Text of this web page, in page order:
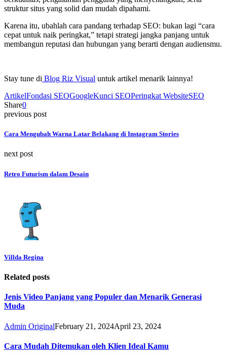
struktur situs yang solid dan mudah dipahami.
Karena itu, ubahlah cara pandang terhadap SEO: bukan lagi “cara
cepat untuk naik peringkat,” tetapi strategi jangka panjang untuk
membangun reputasi dan hubungan yang berarti dengan audiensmu.
Stay tune di Blog Riz Visual untuk artikel menarik lainnya!
ArtikelFondasi SEOGoogleKunci SEOPeringkat WebsiteSEO
Share0
previous post
Cara Mengubah Warna Latar Belakang di Instagram Stories
next post
Retro Futurism dalam Desain
Villda Regina
Related posts
Jenis Video Panjang yang Populer dan Menarik Generasi
Muda
Admin OriginalFebruary 21, 2024April 23, 2024
Cara Mudah Ditemukan oleh Klien Ideal Kamu